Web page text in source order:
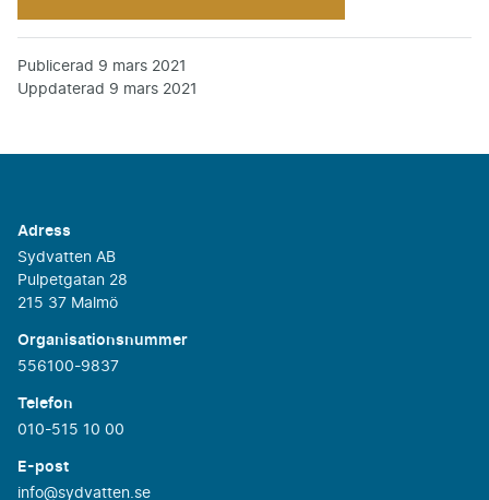
Publicerad 9 mars 2021
Uppdaterad 9 mars 2021
Adress
Sydvatten AB
Pulpetgatan 28
215 37 Malmö
Organisationsnummer
556100-9837
Telefon
010-515 10 00
E-post
info@sydvatten.se